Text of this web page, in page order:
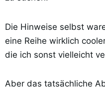
Die Hinweise selbst
eine Reihe wirklich
die ich sonst vielleicht
Aber das tatsächliche